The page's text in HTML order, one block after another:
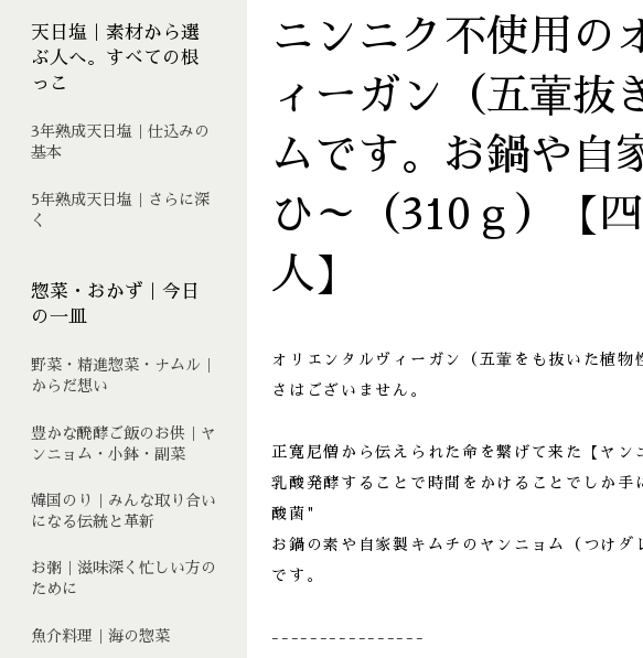
天日塩｜素材から選
ぶ人へ。すべての根
っこ
3年熟成天日塩｜仕込みの
基本
5年熟成天日塩｜さらに深
く
惣菜・おかず｜今日
の一皿
野菜・精進惣菜・ナムル｜
からだ想い
豊かな醗酵ご飯のお供｜ヤ
ンニョム・小鉢・副菜
韓国のり｜みんな取り合い
になる伝統と革新
お粥｜滋味深く忙しい方の
ために
魚介料理｜海の惣菜
ニンニク不使用の
ィーガン（五葷抜
ムです。お鍋や自
ひ～（310ｇ）【
人】
オリエンタルヴィーガン（五葷をも抜いた植
さはございません。
正寛尼僧から伝えられた命を繋げて来た【ヤン
乳酸発酵することで時間をかけることでしか
酸菌"
お鍋の素や自家製キムチのヤンニョム（つけ
です。
----------------